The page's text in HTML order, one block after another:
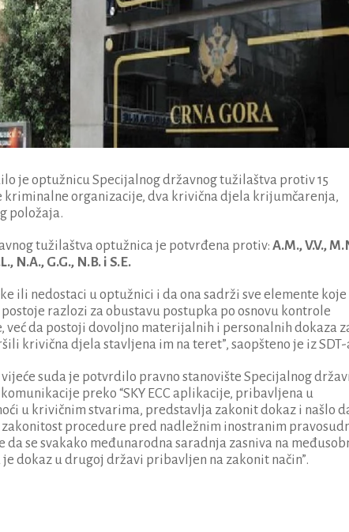
je optužnicu Specijalnog državnog tužilaštva protiv 15
organizacije, dva krivična djela krijumčarenja,
položaja.
tužilaštva optužnica je potvrđena protiv: A.M., V.V.,
N.A., G.G., N.B. i S.E.
ili nedostaci u optužnici i da ona sadrži sve elemente koje
razlozi za obustavu postupka po osnovu kontrole
već da postoji dovoljno materijalnih i personalnih dokaza
krivična djela stavljena im na teret”, saopšteno je iz SDT-
suda je potvrdilo pravno stanovište Specijalnog
preko “SKY ECC aplikacije, pribavljena u
u krivičnim stvarima, predstavlja zakonit dokaz i našlo
zakonitost procedure pred nadležnim inostranim
se svakako međunarodna saradnja zasniva na
dokaz u drugoj državi pribavljen na zakonit način”.